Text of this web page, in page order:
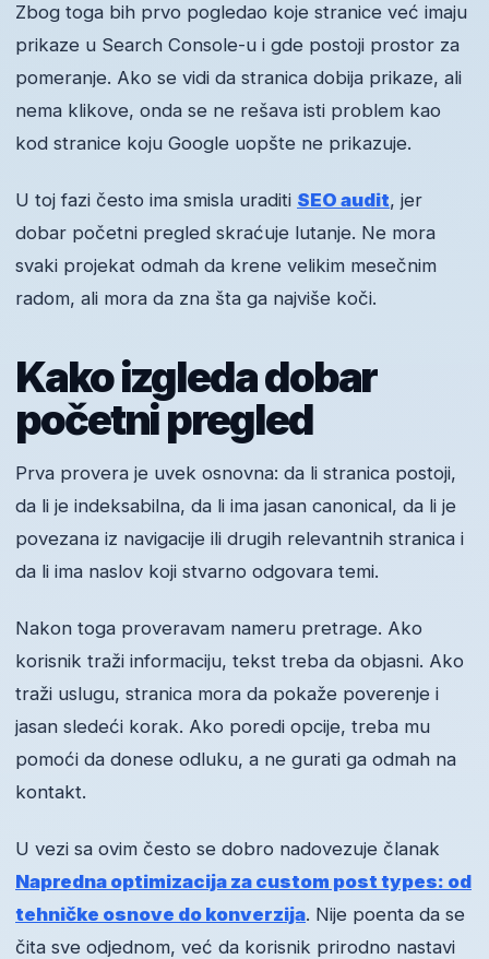
Zbog toga bih prvo pogledao koje stranice već imaju
prikaze u Search Console-u i gde postoji prostor za
pomeranje. Ako se vidi da stranica dobija prikaze, ali
nema klikove, onda se ne rešava isti problem kao
kod stranice koju Google uopšte ne prikazuje.
U toj fazi često ima smisla uraditi SEO audit, jer
dobar početni pregled skraćuje lutanje. Ne mora
svaki projekat odmah da krene velikim mesečnim
radom, ali mora da zna šta ga najviše koči.
Kako izgleda dobar
početni pregled
Prva provera je uvek osnovna: da li stranica postoji,
da li je indeksabilna, da li ima jasan canonical, da li je
povezana iz navigacije ili drugih relevantnih stranica i
da li ima naslov koji stvarno odgovara temi.
Nakon toga proveravam nameru pretrage. Ako
korisnik traži informaciju, tekst treba da objasni. Ako
traži uslugu, stranica mora da pokaže poverenje i
jasan sledeći korak. Ako poredi opcije, treba mu
pomoći da donese odluku, a ne gurati ga odmah na
kontakt.
U vezi sa ovim često se dobro nadovezuje članak
Napredna optimizacija za custom post types: od
tehničke osnove do konverzija. Nije poenta da se
čita sve odjednom, već da korisnik prirodno nastavi